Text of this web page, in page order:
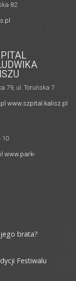
82
79, ul. Toruńska 7
www.szpital.kalisz.pl
10
www.park-
brata?
Festiwalu